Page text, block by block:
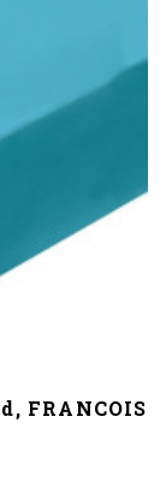
FRANCOIS